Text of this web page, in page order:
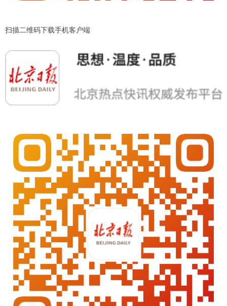
扫描二维码下载手机客户端